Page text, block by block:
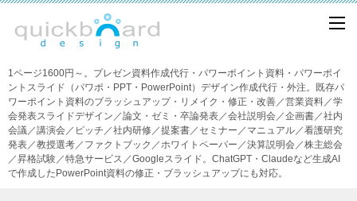
1ページ1600円～。プレゼン資料作成代行・パワーポイント資料・パワーポイ
ントスライド（パワポ・PPT・PowerPoint）デザイン作成代行・外注。既存パ
ワーポイント資料のブラッシュアップ・リメイク・修正・改善／営業資料／学
会発表スライドデザイン／論文・ゼミ・卒論発表／会社説明会／企画書／社内
会議／講演会／ピッチ／社内研修／提案書／セミナー／マニュアル／看護研究
発表／教授選考／ファクトブック／ホワイトペーパー／決算説明会／株主総会
／昇格試験／特急サービス／Googleスライド。ChatGPT・Claudeなど生成AI
で作成したPowerPoint資料の修正・ブラッシュアップにも対応。